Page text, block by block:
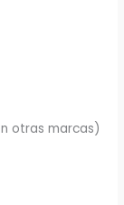
otras marcas)